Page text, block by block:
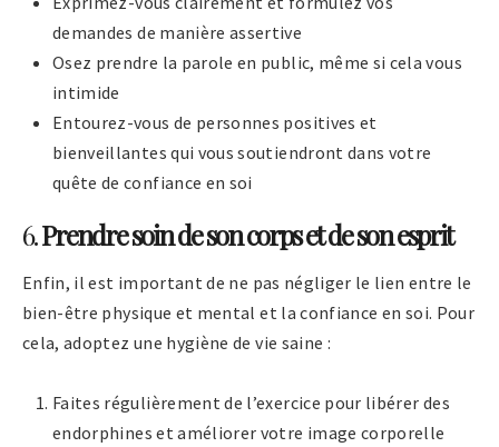
demandes de manière assertive
Osez prendre la parole en public, même si cela vous
intimide
Entourez-vous de personnes positives et
bienveillantes qui vous soutiendront dans votre
quête de confiance en soi
6.Prendre soin de son corps et de son esprit
Enfin, il est important de ne pas négliger le lien entre le
bien-être physique et mental et la confiance en soi. Pour
cela, adoptez une hygiène de vie saine :
Faites régulièrement de l’exercice pour libérer des
endorphines et améliorer votre image corporelle